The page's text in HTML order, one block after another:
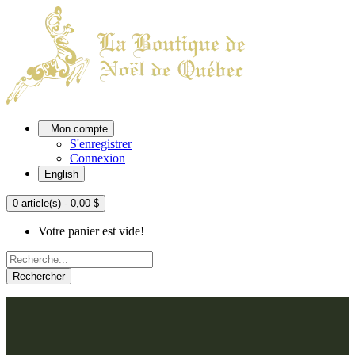
Mon compte
S'enregistrer
Connexion
English
0 article(s) - 0,00 $
Votre panier est vide!
Rechercher